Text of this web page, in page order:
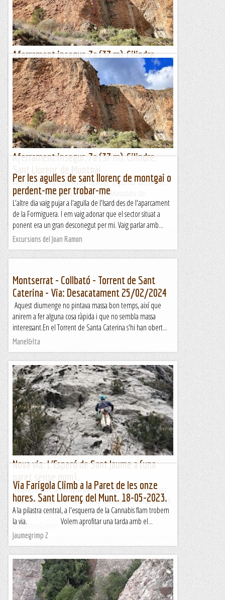
Aferrament insegur, 7a (37 m), Cilindre,
Sant Llorenç de Montgai
Vic ens obre una nova via de caràcter "esportiu" al Cilindre.
La trobareu entre la "Desilusió" i la "Arsenalato de
Titaponio". Està ben protegida, però la roca...
Lo gall
Aferrament insegur, 7a (37 m), Cilindre,
Vic ens obre una nova via de caràcter "esportiu" al Cilindre.
La trobareu entre la "Desilusió" i la "Arsenalato de
Titaponio". Està ben protegida, però la roca...
Lo gall
Per les agulles de sant llorenç de montgai o
perdent-me per trobar-me
L'altre dia vaig pujar a l'agulla de l'Isard des de l'aparcament
de la Formiguera. I em vaig adonar que el sector situat a
ponent era un gran desconegut per mi. Vaig parlar amb...
Excursions del Joan Ramon
Montserrat - Collbató - Torrent de Sant
Caterina - Via: Desacatament 25/02/2024
Aquest diumenge no pintava massa bon temps, així que
anirem a fer alguna cosa ràpida i que no sembla massa
interessant.En el Torrent de Santa Caterina s'hi han obert...
Manel&Ita
Nova via. L'Esperó de Sant Jaume a (una
Després d'obrir la primera via en aquesta paret que encara
no té nom, n'obro la segona amb unes característiques molt
similars: ponts de roca i flotants a dojo, i les...
Romàntic Guerrer
Via Farigola Climb a la Paret de les onze
hores. Sant Llorenç del Munt. 18-05-2023.
A la pilastra central, a l'esquerra de la Cannabis flam trobem
la via. Volem aprofitar una tarda amb el...
Jaumegrimp 2